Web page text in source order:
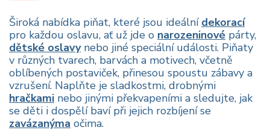
Široká nabídka piňat, které jsou ideální dekorací
pro každou oslavu, ať už jde o narozeninové párty,
dětské oslavynebo jiné speciální události. Piňaty
v různých tvarech, barvách a motivech, včetně
oblíbených postaviček, přinesou spoustu zábavy a
vzrušení. Naplňte je sladkostmi, drobnými
hračkami nebo jinými překvapeními a sledujte, jak
se děti i dospělí baví při jejich rozbíjení se
zavázanýma očima.